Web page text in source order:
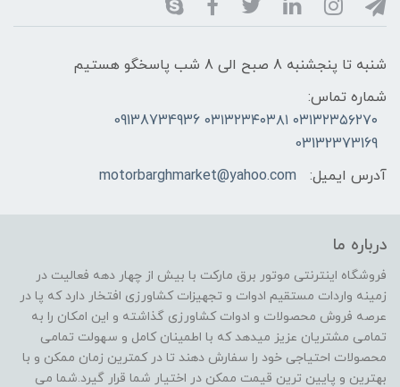
شنبه تا پنجشنبه 8 صبح الی 8 شب پاسخگو هستیم
شماره تماس:
۰۳۱۳۲۳۵۶۲۷۰ ۰۳۱۳۲۳۴۰۳۸۱ 09138734936
03132373169
آدرس ایمیل:
motorbarghmarket@yahoo.com
درباره ما
فروشگاه اینترنتی موتور برق مارکت با بیش از چهار دهه فعالیت در
زمینه واردات مستقیم ادوات و تجهیزات کشاورزی افتخار دارد که پا در
عرصه فروش محصولات و ادوات کشاورزی گذاشته و این امکان را به
تمامی مشتریان عزیز میدهد که با اطمینان کامل و سهولت تمامی
محصولات احتیاجی خود را سفارش دهند تا در کمترین زمان ممکن و با
بهترین و پایین ترین قیمت ممکن در اختیار شما قرار گیرد.شما می